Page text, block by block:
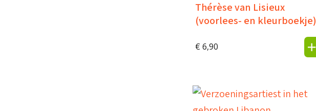
Thérèse van Lisieux
(voorlees- en kleurboekje)
€ 6,90